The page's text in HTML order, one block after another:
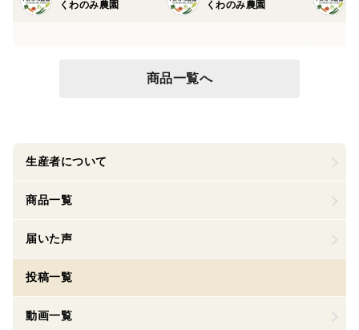
くわのみ農園 くわのみ農園
商品一覧へ
生産者について
商品一覧
届いた声
投稿一覧
動画一覧